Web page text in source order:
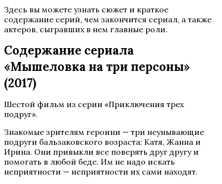
Здесь вы можете узнать сюжет и краткое
содержание серий, чем закончится сериал, а также
актеров, сыгравших в нем главные роли.
Содержание сериала
«Мышеловка на три персоны»
(2017)
Шестой фильм из серии «Приключения трех
подруг».
Знакомые зрителям героини — три неунывающие
подруги бальзаковского возраста: Катя, Жанна и
Ирина. Они привыкли все поверять друг другу и
помогать в любой беде. Им не надо искать
неприятности — неприятности их сами находят.